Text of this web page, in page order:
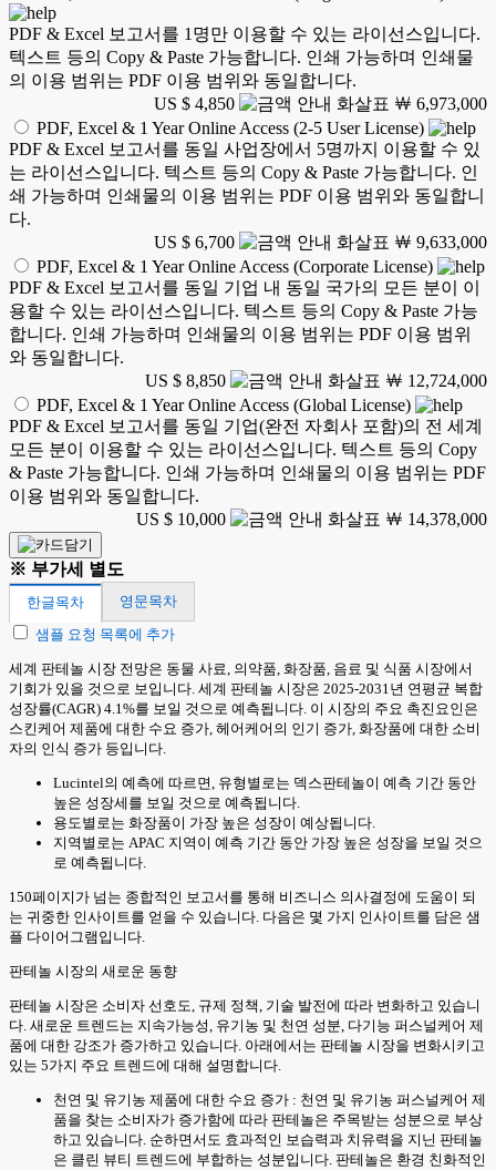
PDF & Excel 보고서를 1명만 이용할 수 있는 라이선스입니다.
텍스트 등의 Copy & Paste 가능합니다. 인쇄 가능하며 인쇄물
의 이용 범위는 PDF 이용 범위와 동일합니다.
US $ 4,850
￦ 6,973,000
PDF, Excel & 1 Year Online Access (2-5 User License)
PDF & Excel 보고서를 동일 사업장에서 5명까지 이용할 수 있
는 라이선스입니다. 텍스트 등의 Copy & Paste 가능합니다. 인
쇄 가능하며 인쇄물의 이용 범위는 PDF 이용 범위와 동일합니
다.
US $ 6,700
￦ 9,633,000
PDF, Excel & 1 Year Online Access (Corporate License)
PDF & Excel 보고서를 동일 기업 내 동일 국가의 모든 분이 이
용할 수 있는 라이선스입니다. 텍스트 등의 Copy & Paste 가능
합니다. 인쇄 가능하며 인쇄물의 이용 범위는 PDF 이용 범위
와 동일합니다.
US $ 8,850
￦ 12,724,000
PDF, Excel & 1 Year Online Access (Global License)
PDF & Excel 보고서를 동일 기업(완전 자회사 포함)의 전 세계
모든 분이 이용할 수 있는 라이선스입니다. 텍스트 등의 Copy
& Paste 가능합니다. 인쇄 가능하며 인쇄물의 이용 범위는 PDF
이용 범위와 동일합니다.
US $ 10,000
￦ 14,378,000
※ 부가세 별도
한글목차
영문목차
샘플 요청 목록에 추가
세계 판테놀 시장 전망은 동물 사료, 의약품, 화장품, 음료 및 식품 시장에서
기회가 있을 것으로 보입니다. 세계 판테놀 시장은 2025-2031년 연평균 복합
성장률(CAGR) 4.1%를 보일 것으로 예측됩니다. 이 시장의 주요 촉진요인은
스킨케어 제품에 대한 수요 증가, 헤어케어의 인기 증가, 화장품에 대한 소비
자의 인식 증가 등입니다.
Lucintel의 예측에 따르면, 유형별로는 덱스판테놀이 예측 기간 동안
높은 성장세를 보일 것으로 예측됩니다.
용도별로는 화장품이 가장 높은 성장이 예상됩니다.
지역별로는 APAC 지역이 예측 기간 동안 가장 높은 성장을 보일 것으
로 예측됩니다.
150페이지가 넘는 종합적인 보고서를 통해 비즈니스 의사결정에 도움이 되
는 귀중한 인사이트를 얻을 수 있습니다. 다음은 몇 가지 인사이트를 담은 샘
플 다이어그램입니다.
판테놀 시장의 새로운 동향
판테놀 시장은 소비자 선호도, 규제 정책, 기술 발전에 따라 변화하고 있습니
다. 새로운 트렌드는 지속가능성, 유기농 및 천연 성분, 다기능 퍼스널케어 제
품에 대한 강조가 증가하고 있습니다. 아래에서는 판테놀 시장을 변화시키고
있는 5가지 주요 트렌드에 대해 설명합니다.
천연 및 유기농 제품에 대한 수요 증가 : 천연 및 유기농 퍼스널케어 제
품을 찾는 소비자가 증가함에 따라 판테놀은 주목받는 성분으로 부상
하고 있습니다. 순하면서도 효과적인 보습력과 치유력을 지닌 판테놀
은 클린 뷰티 트렌드에 부합하는 성분입니다. 판테놀은 환경 친화적인